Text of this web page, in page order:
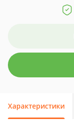
Характеристики